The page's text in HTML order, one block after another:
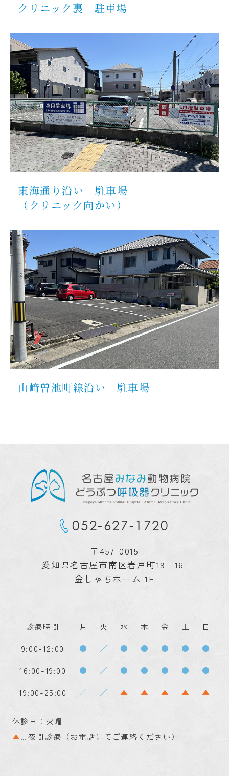
クリニック裏 駐車場
東海通り沿い 駐車場
（クリニック向かい）
山﨑曽池町線沿い 駐車場
052-627-1720
〒457-0015
愛知県名古屋市南区岩戸町19−16
金しゃちホーム 1F
診療時間 月 火 水 木 金 土 日
9:00-12:00 ● ／ ● ● ● ● ●
16:00-19:00 ● ／ ● ● ● ● ●
19:00-25:00 ／ ／ ▲ ▲ ▲ ▲ ▲
休診日：火曜
▲…夜間診療（お電話にてご連絡ください）